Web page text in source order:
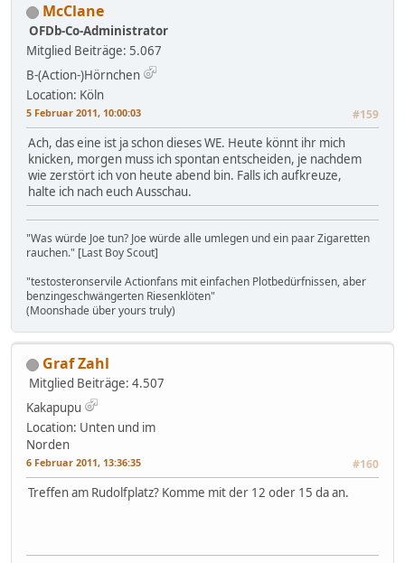
McClane
OFDb-Co-Administrator
Mitglied Beiträge: 5.067
B-(Action-)Hörnchen
Location: Köln
5 Februar 2011, 10:00:03 #159
Ach, das eine ist ja schon dieses WE. Heute könnt ihr mich
knicken, morgen muss ich spontan entscheiden, je nachdem
wie zerstört ich von heute abend bin. Falls ich aufkreuze,
halte ich nach euch Ausschau.
"Was würde Joe tun? Joe würde alle umlegen und ein paar Zigaretten
rauchen." [Last Boy Scout]
"testosteronservile Actionfans mit einfachen Plotbedürfnissen, aber
benzingeschwängerten Riesenklöten"
(Moonshade über yours truly)
Graf Zahl
Mitglied Beiträge: 4.507
Kakapupu
Location: Unten und im
Norden
6 Februar 2011, 13:36:35 #160
Treffen am Rudolfplatz? Komme mit der 12 oder 15 da an.